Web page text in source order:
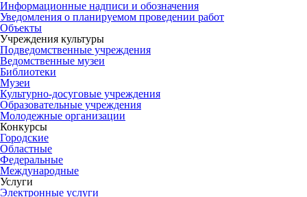
Информационные надписи и обозначения
Уведомления о планируемом проведении работ
Объекты
Учреждения культуры
Подведомственные учреждения
Ведомственные музеи
Библиотеки
Музеи
Культурно-досуговые учреждения
Образовательные учреждения
Молодежные организации
Конкурсы
Городские
Областные
Федеральные
Международные
Услуги
Электронные услуги